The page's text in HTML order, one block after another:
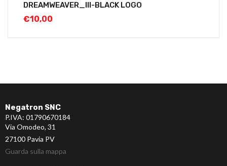
DREAMWEAVER_III-BLACK LOGO
€10,00
Negatron SNC
P.IVA: 01790670184
Via Omodeo, 31
27100 Pavia PV
Guarda sulla mappa